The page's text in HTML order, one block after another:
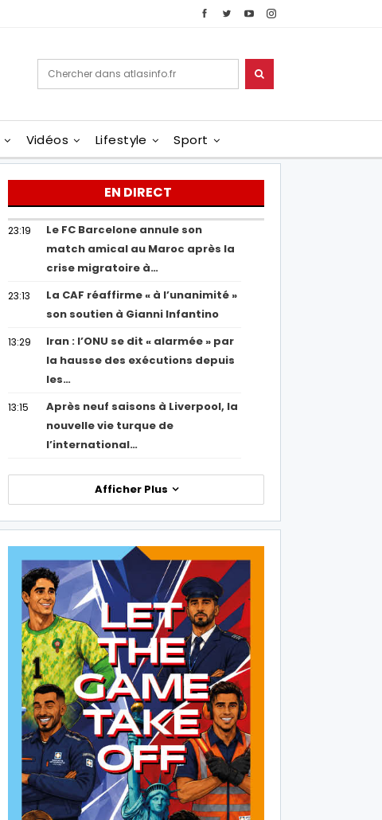
Vidéos Lifestyle Sport
EN DIRECT
23:19
Le FC Barcelone annule son
match amical au Maroc après la
crise migratoire à…
23:13
La CAF réaffirme « à l’unanimité »
son soutien à Gianni Infantino
13:29
Iran : l’ONU se dit « alarmée » par
la hausse des exécutions depuis
les…
13:15
Après neuf saisons à Liverpool, la
nouvelle vie turque de
l’international…
Afficher Plus